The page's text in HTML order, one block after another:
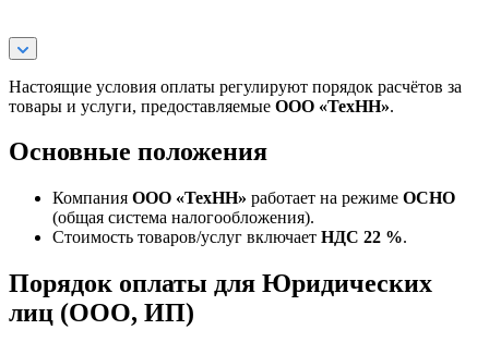
Настоящие условия оплаты регулируют порядок расчётов за
товары и услуги, предоставляемые ООО «ТехНН».
Основные положения
Компания ООО «ТехНН» работает на режиме ОСНО
(общая система налогообложения).
Стоимость товаров/услуг включает НДС 22 %.
Порядок оплаты для Юридических
лиц (ООО, ИП)